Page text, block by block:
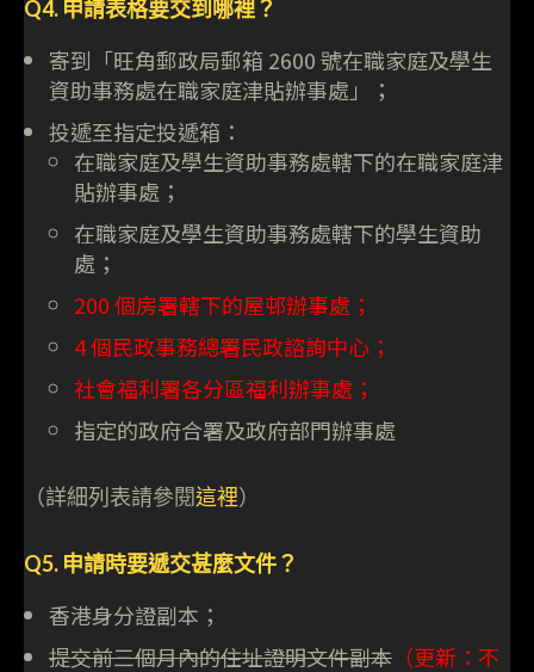
Q4. 申請表格要交到哪裡？
寄到「旺角郵政局郵箱 2600 號在職家庭及學生
資助事務處在職家庭津貼辦事處」；
投遞至指定投遞箱：
在職家庭及學生資助事務處轄下的在職家庭津
貼辦事處；
在職家庭及學生資助事務處轄下的學生資助
處；
200 個房署轄下的屋邨辦事處；
4 個民政事務總署民政諮詢中心；
社會福利署各分區福利辦事處；
指定的政府合署及政府部門辦事處
（詳細列表請參閱這裡）
Q5. 申請時要遞交甚麼文件？
香港身分證副本；
提交前三個月內的住址證明文件副本 （更新：不